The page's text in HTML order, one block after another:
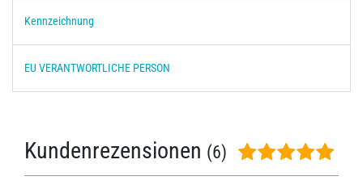
Kennzeichnung
EU VERANTWORTLICHE PERSON
Kundenrezensionen (6)